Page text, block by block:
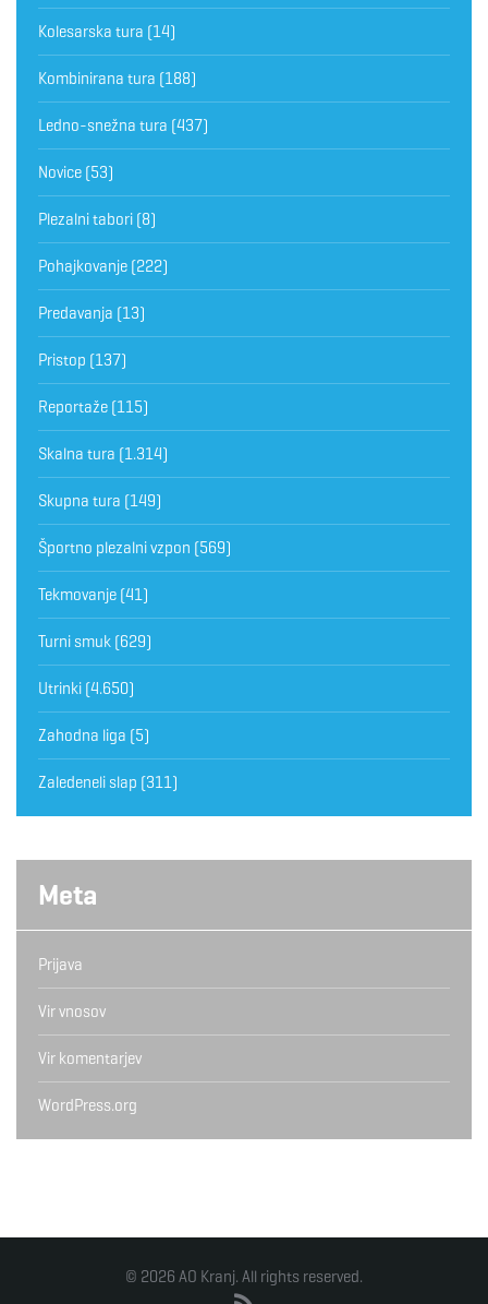
Kolesarska tura (14)
Kombinirana tura (188)
Ledno-snežna tura (437)
Novice (53)
Plezalni tabori (8)
Pohajkovanje (222)
Predavanja (13)
Pristop (137)
Reportaže (115)
Skalna tura (1.314)
Skupna tura (149)
Športno plezalni vzpon (569)
Tekmovanje (41)
Turni smuk (629)
Utrinki (4.650)
Zahodna liga (5)
Zaledeneli slap (311)
Meta
Prijava
Vir vnosov
Vir komentarjev
WordPress.org
© 2026 AO Kranj. All rights reserved.